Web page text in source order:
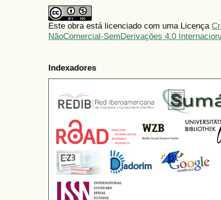
Este obra está licenciado com uma Licença
NãoComercial-SemDerivações 4.0
Indexadores